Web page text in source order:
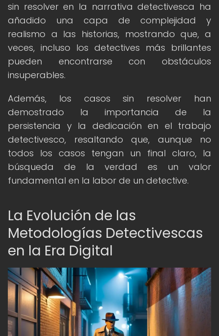
sin resolver en la narrativa detectivesca ha
añadido una capa de complejidad y
realismo a las historias, mostrando que, a
veces, incluso los detectives más brillantes
pueden encontrarse con obstáculos
insuperables.
Además, los casos sin resolver han
demostrado la importancia de la
persistencia y la dedicación en el trabajo
detectivesco, resaltando que, aunque no
todos los casos tengan un final claro, la
búsqueda de la verdad es un valor
fundamental en la labor de un detective.
La Evolución de las
Metodologías Detectivescas
en la Era Digital